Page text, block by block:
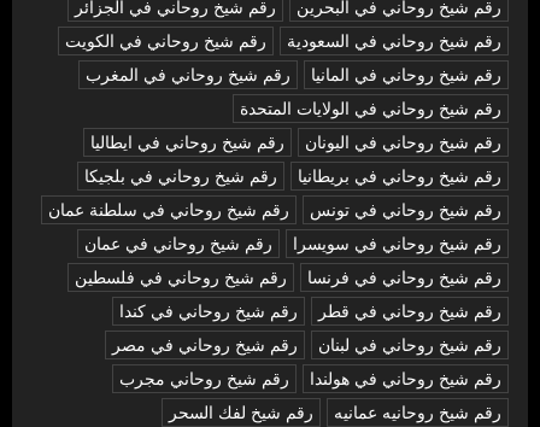
رقم شيخ روحاني في البحرين
رقم شيخ روحاني في الجزائر
رقم شيخ روحاني في السعودية
رقم شيخ روحاني في الكويت
رقم شيخ روحاني في المانيا
رقم شيخ روحاني في المغرب
رقم شيخ روحاني في الولايات المتحدة
رقم شيخ روحاني في اليونان
رقم شيخ روحاني في ايطاليا
رقم شيخ روحاني في بريطانيا
رقم شيخ روحاني في بلجيكا
رقم شيخ روحاني في تونس
رقم شيخ روحاني في سلطنة عمان
رقم شيخ روحاني في سويسرا
رقم شيخ روحاني في عمان
رقم شيخ روحاني في فرنسا
رقم شيخ روحاني في فلسطين
رقم شيخ روحاني في قطر
رقم شيخ روحاني في كندا
رقم شيخ روحاني في لبنان
رقم شيخ روحاني في مصر
رقم شيخ روحاني في هولندا
رقم شيخ روحاني مجرب
رقم شيخ روحانيه عمانيه
رقم شيخ لفك السحر